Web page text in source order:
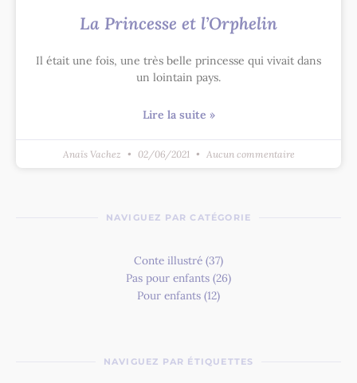
La Princesse et l’Orphelin
Il était une fois, une très belle princesse qui vivait dans
un lointain pays.
Lire la suite »
Anaïs Vachez 02/06/2021 Aucun commentaire
NAVIGUEZ PAR CATÉGORIE
Conte illustré (37)
Pas pour enfants (26)
Pour enfants (12)
NAVIGUEZ PAR ÉTIQUETTES